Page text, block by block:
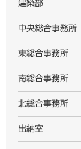
建築部
中央総合事務所
東総合事務所
南総合事務所
北総合事務所
出納室